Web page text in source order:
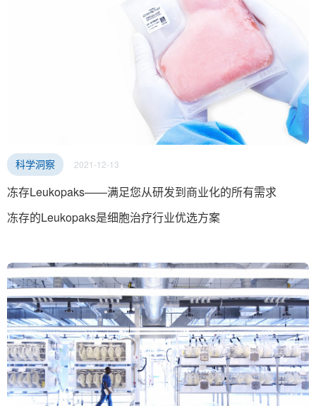
科学洞察 2021-12-13
冻存Leukopaks——满足您从研发到商业化的所有需求
冻存的Leukopaks是细胞治疗行业优选方案